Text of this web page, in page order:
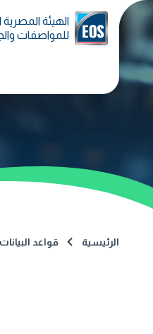
الهيئة المصرية
للمواصفات
الرئيسية قواعد البيانات